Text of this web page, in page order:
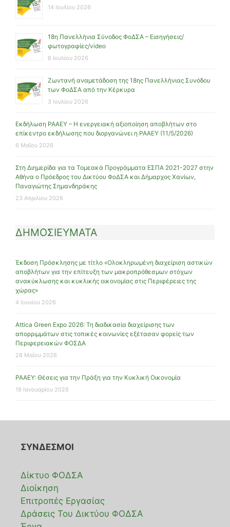
14 Ιουλίου 2026
18η Πανελλήνια Σύνοδος ΦοΔΣΑ – Εισηγήσεις/
φωτογραφίες/video
8 Ιουλίου 2026
Ζωντανή αναμετάδοση της 18ης Πανελλήνιας Συνόδου
των ΦοΔΣΑ από την Κέρκυρα
3 Ιουλίου 2026
Εκδήλωση ΡΑΑΕΥ – Η ενεργειακή αξιοποίηση αποβλήτων στο
επίκεντρο εκδήλωσης που διοργανώνει η ΡΑΑΕΥ (11/5/2026)
6 Μαΐου 2026
Στη Διημερίδα για τα Τομεακά Προγράμματα ΕΣΠΑ 2021-2027 στην
Αθήνα ο Πρόεδρος του Δικτύου ΦοΔΣΑ και Δήμαρχος Χανίων,
Παναγιώτης Σημανδηράκης
23 Απριλίου 2026
ΔΗΜΟΣΙΕΥΜΑΤΑ
Έκδοση Πρόσκλησης με τίτλο «Ολοκληρωμένη διαχείριση αστικών
αποβλήτων για την επίτευξη των μακροπρόθεσμων στόχων
ανακύκλωσης και κυκλικής οικονομίας στις Περιφέρειες της
χώρας»
4 Ιουνίου 2026
Attica Green Expo 2026: Τη διαδικασία διαχείρισης των
απορριμμάτων στις τοπικές κοινωνίες εξέτασαν φορείς των
Περιφερειακών ΦΟΣΔΑ
28 Μαΐου 2026
ΡΑΑΕΥ: Θέσεις για την Πράξη για την Κυκλική Οικονομία
19 Ιανουαρίου 2026
ΣΥΝΔΕΣΜΟΙ
Δίκτυο ΦΟΔΣΑ
Διοίκηση
Επιτροπές Εργασίας
Δράσεις Του Δικτύου ΦΟΔΣΑ